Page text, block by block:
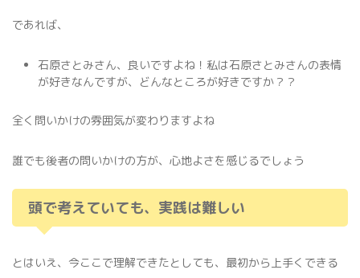
であれば、
石原さとみさん、良いですよね！私は石原さとみさんの表情
が好きなんですが、どんなところが好きですか？？
全く問いかけの雰囲気が変わりますよね
誰でも後者の問いかけの方が、心地よさを感じるでしょう
頭で考えていても、実践は難しい
とはいえ、今ここで理解できたとしても、最初から上手くできる